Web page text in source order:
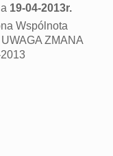
19-04-2013r.
Wspólnota
ZMANA